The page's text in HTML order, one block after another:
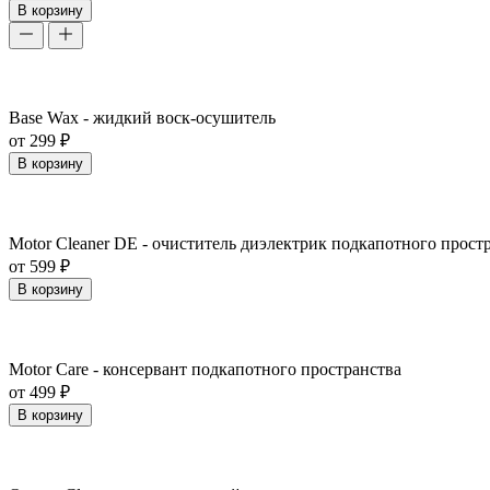
В корзину
Base Wax - жидкий воск-осушитель
от 299 ₽
В корзину
Motor Cleaner DE - очиститель диэлектрик подкапотного
от 599 ₽
В корзину
Motor Care - консервант подкапотного пространства
от 499 ₽
В корзину